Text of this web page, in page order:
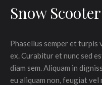
Snow
Phasellus semper et
ex. Curabitur et nunc sed
diam sem. Aliquam in
eu aliquam non, feugiat vel